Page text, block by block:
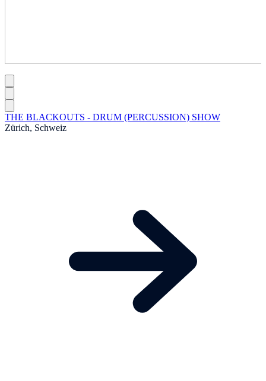
THE BLACKOUTS - DRUM (PERCUSSION) SHOW
Zürich, Schweiz